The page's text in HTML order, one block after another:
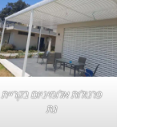
פרגולות אלומיניום בקריית
גת